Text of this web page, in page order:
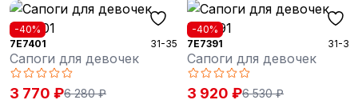
-40%
7E7401
31-35
Сапоги для девочек
3 770 ₽6 280 ₽
-40%
7E7391
31-35
Сапоги для девочек
3 920 ₽6 530 ₽